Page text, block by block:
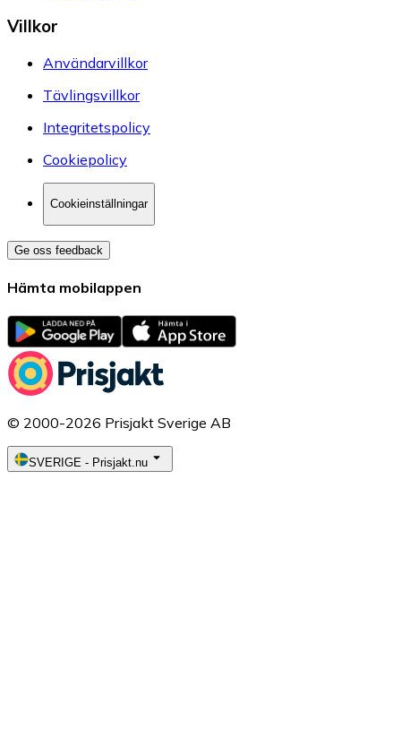
Villkor
Användarvillkor
Tävlingsvillkor
Integritetspolicy
Cookiepolicy
Cookieinställningar
Ge oss feedback
Hämta mobilappen
© 2000-2026 Prisjakt Sverige AB
SVERIGE - Prisjakt.nu